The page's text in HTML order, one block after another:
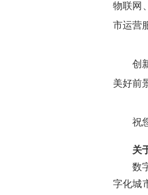
物联网
市运营
创
美好前
祝
关
数
字化城